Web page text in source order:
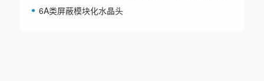
6A类屏蔽模块化水晶头